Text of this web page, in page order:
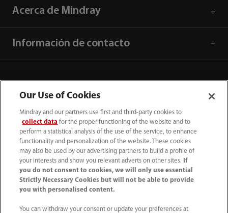
Acerca de Mindray
Información de contacto
52 55 5661 9450
Our Use of Cookies
Mindray and our partners use first and third-party cookies to
collect data for the proper functioning of the website and to
perform a statistical analysis of the use of the service, to enhance
functionality and personalization of the website. These cookies
may also be used by our advertising partners to build a profile of
your interests and show you relevant adverts on other sites.
If
you do not consent to cookies, we will only use essential
Strictly Necessary Cookies but will not be able to provide
you with personalised content.
You can withdraw your consent or update your preferences at